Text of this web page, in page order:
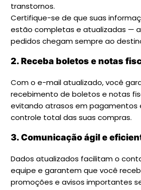
transtornos.
Certifique-se de que suas
estão completas e atualizadas —
pedidos chegam sempre ao
2. Receba boletos e notas
Com o e-mail atualizado, você
recebimento de boletos e notas
evitando atrasos em pagamentos
controle total das suas compras.
3. Comunicação ágil e
Dados atualizados facilitam o
equipe e garantem que você
promoções e avisos importantes